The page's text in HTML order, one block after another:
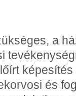
a
képesítés
és